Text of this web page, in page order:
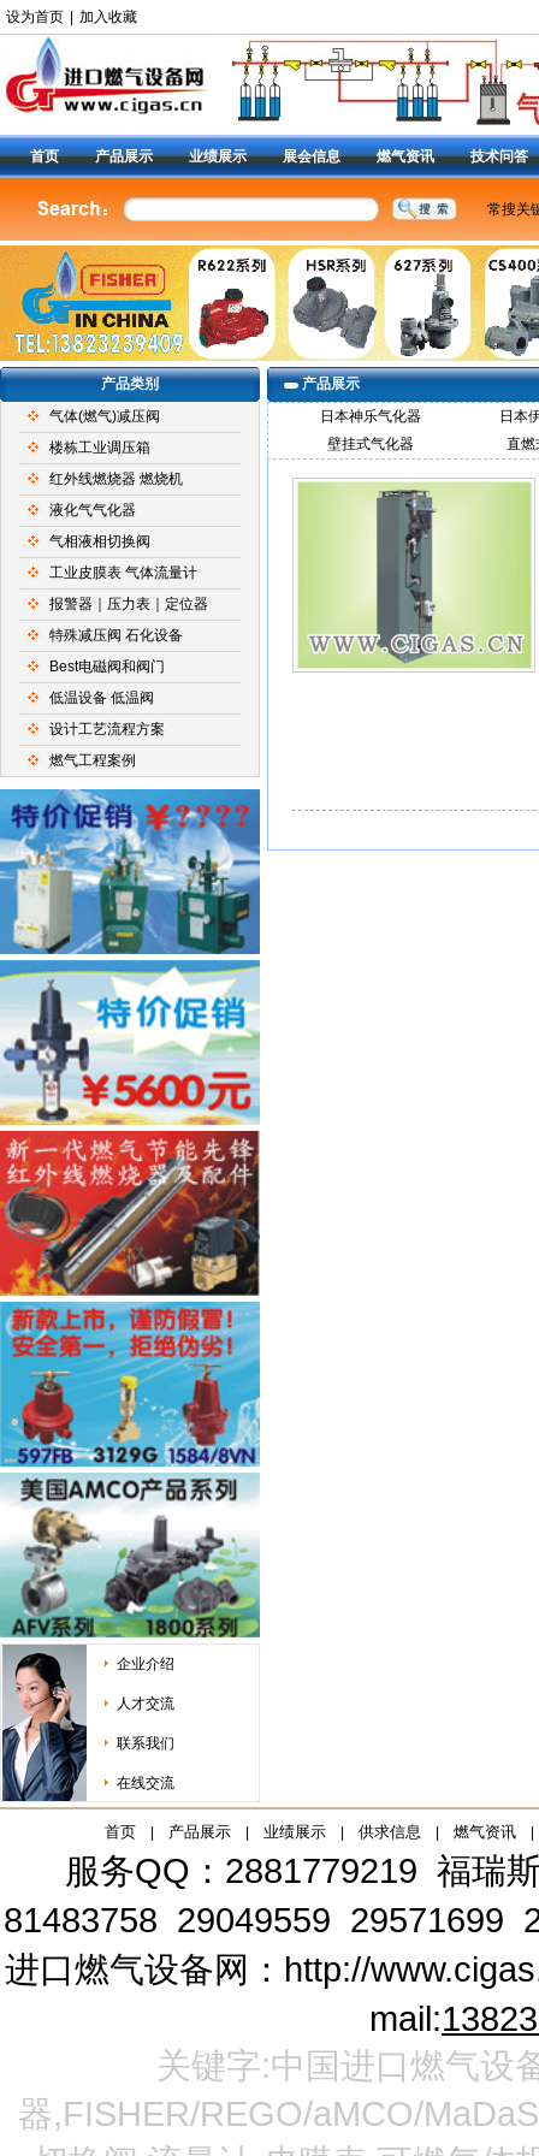
设为首页 加入收藏
首页 产品展示 业绩展示 展会信息 燃气资讯 技术问答
常搜关
燃气调
减压阀
|
定位器 |
产品类别
气体(燃气)减压阀
楼栋工业调压箱
红外线燃烧器 燃烧机
液化气气化器
气相液相切换阀
工业皮膜表 气体流量计
报警器｜压力表｜定位器
特殊减压阀 石化设备
Best电磁阀和阀门
低温设备 低温阀
设计工艺流程方案
燃气工程案例
企业介绍
人才交流
联系我们
在线交流
产品展示
日本神乐气化器
日本
壁挂式气化器
直燃
首页 产品展示 业绩展示 供求信息 燃气资讯
服务QQ：2881779219 福瑞
81483758 29049559 29571699
进口燃气设备网： http://
mail:
关键字:中国进口燃气设
器,FISHER/REGO/aMCO/